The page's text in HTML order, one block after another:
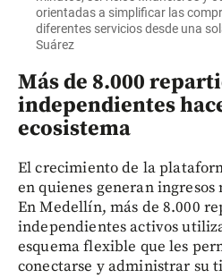
orientadas a simplificar las
diferentes servicios desde una
Suárez
Más de 8.000
independientes
ecosistema
El crecimiento de la
en quienes generan
En Medellín, más de 8.000
independientes activos
esquema flexible que les
conectarse y administrar su